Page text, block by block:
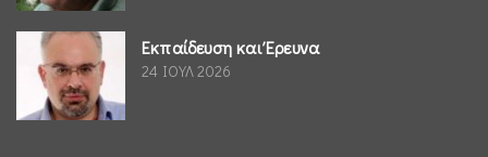
Εκπαίδευση και Έρευνα
24 ΙΟΥΛ 2026